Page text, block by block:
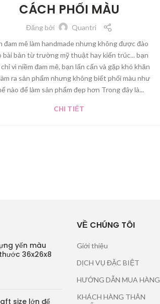
CÁCH PHỐI MÀU
Đăng bởi
Quantri
đam mê làm handmade nhưng không được đào
bài bản từ trường mỹ thuật hay kiến trúc... bạn
chỉ vì niềm đam mê, bạn lấn cấn và gặp khó khăn
ra sản phẩm nhưng không biết phối màu như
nào để làm sản phẩm đẹp hơn Trong đây là...
CHI TIẾT
yến màu
36x26x8
size lớn để
VỀ CHÚNG TÔI
Giới thiệu
DỊCH VỤ ĐẶC BIỆT
HƯỚNG DẪN MUA HÀNG
KHÁCH HÀNG THÂN